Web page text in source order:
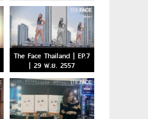
The Face Thailand | EP.7
| 29 พ.ย. 2557